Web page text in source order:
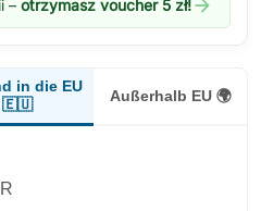
– otrzymasz voucher 5 zł!arrow_forward
in die EU
🇪🇺
Außerhalb EU 🌍